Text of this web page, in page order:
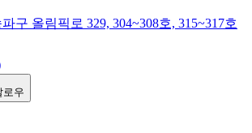
구 올림픽로 329, 304~308호, 315~317호
로우